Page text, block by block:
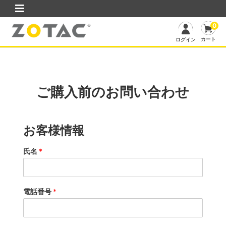
ログイン
0
カート
ご購入前のお問い合わせ
お客様情報
氏名 *
電話番号 *